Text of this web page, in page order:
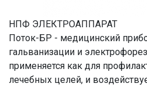
НПФ ЭЛЕКТРОАППАРАТ
Поток-БР - медицинский
гальванизации и
применяется как для
лечебных целей, и